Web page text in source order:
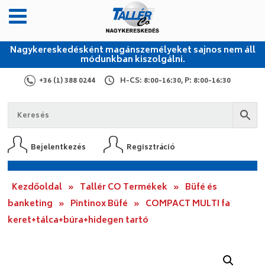
Nagykereskedésként magánszemélyeket sajnos nem áll
módunkban kiszolgálni.
+36 (1) 388 0244 H-CS: 8:00-16:30, P: 8:00-16:30
Bejelentkezés Regisztráció
Kezdőoldal » Tallér CO Termékek » Büfé és
banketing » Pintinox Büfé » COMPACT MULTI fa
keret+tálca+búra+hidegen tartó